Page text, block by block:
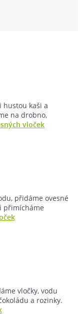
hustou kaši a
na drobno,
vloček
přidáme ovesné
přimícháme
vločky, vodu
a rozinky.